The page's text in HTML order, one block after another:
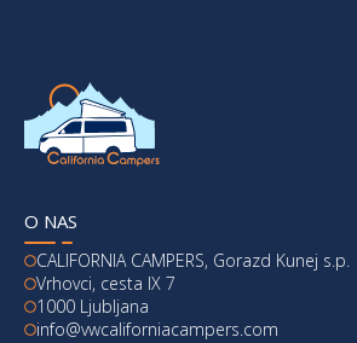
O NAS
CALIFORNIA CAMPERS, Gorazd Kunej s.p.
Vrhovci, cesta IX 7
1000 Ljubljana
info@vwcaliforniacampers.com